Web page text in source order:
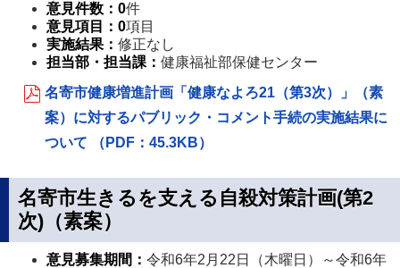
意見件数 ：0件
意見項目
：0項目
実施結果： 修正なし
担当部・担当課 ： 健康福祉部保健センター
名寄市健康増進計画「健康なよろ21（第3次）」（素
案）に対するパブリック・コメント手続の実施結果に
ついて （PDF：45.3KB）
名寄市生きるを支える自殺対策計画(第2
次)（素案）
意見募集期間： 令和6年2月22日（木曜日）～令和6年